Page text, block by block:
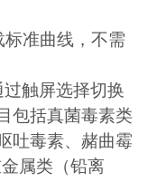
准曲线，不需
触屏选择切换
包括真菌毒素类
吐毒素、赭曲霉
属类（铅离